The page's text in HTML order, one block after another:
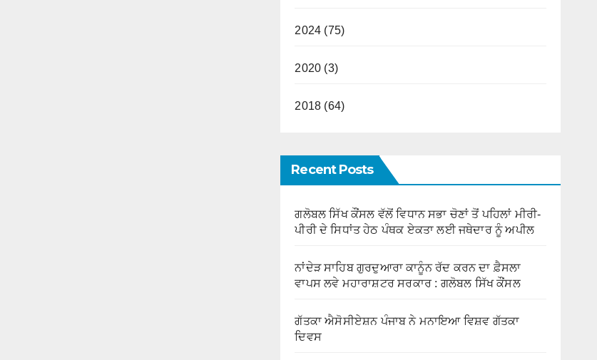
2024 (75)
2020 (3)
2018 (64)
Recent Posts
ਗਲੋਬਲ ਸਿੱਖ ਕੌਂਸਲ ਵੱਲੋਂ ਵਿਧਾਨ ਸਭਾ ਚੋਣਾਂ ਤੋਂ ਪਹਿਲਾਂ ਮੀਰੀ-
ਪੀਰੀ ਦੇ ਸਿਧਾਂਤ ਹੇਠ ਪੰਥਕ ਏਕਤਾ ਲਈ ਜਥੇਦਾਰ ਨੂੰ ਅਪੀਲ
ਨਾਂਦੇੜ ਸਾਹਿਬ ਗੁਰਦੁਆਰਾ ਕਾਨੂੰਨ ਰੱਦ ਕਰਨ ਦਾ ਫ਼ੈਸਲਾ
ਵਾਪਸ ਲਵੇ ਮਹਾਰਾਸ਼ਟਰ ਸਰਕਾਰ : ਗਲੋਬਲ ਸਿੱਖ ਕੌਂਸਲ
ਗੱਤਕਾ ਐਸੋਸੀਏਸ਼ਨ ਪੰਜਾਬ ਨੇ ਮਨਾਇਆ ਵਿਸ਼ਵ ਗੱਤਕਾ
ਦਿਵਸ